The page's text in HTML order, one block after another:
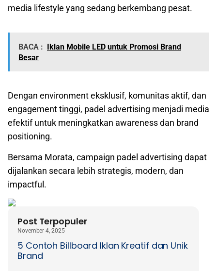
media lifestyle yang sedang berkembang pesat.
BACA : Iklan Mobile LED untuk Promosi Brand
Besar
Dengan environment eksklusif, komunitas aktif, dan
engagement tinggi, padel advertising menjadi media
efektif untuk meningkatkan awareness dan brand
positioning.
Bersama Morata, campaign padel advertising dapat
dijalankan secara lebih strategis, modern, dan
impactful.
Post Terpopuler
5 Contoh Billboard Iklan Kreatif dan Unik
Brand
November 4, 2025